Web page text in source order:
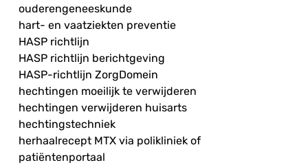
ouderengeneeskunde
hart- en vaatziekten preventie
HASP richtlijn
HASP richtlijn berichtgeving
HASP-richtlijn ZorgDomein
hechtingen moeilijk te verwijderen
hechtingen verwijderen huisarts
hechtingstechniek
herhaalrecept MTX via polikliniek of
patiëntenportaal